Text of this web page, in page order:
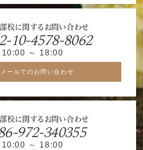
校に関するお問い合わせ
10-4578-8062
10:00 ～ 18:00
メールでのお問い合わせ
校に関するお問い合わせ
972-340355
10:00 ～ 18:00